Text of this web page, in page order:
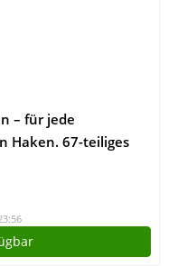
– für jede
Haken. 67-teiliges
mm